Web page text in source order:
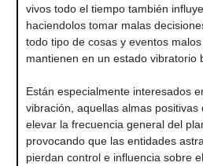
vivos todo el tiempo también
haciendolos tomar malas
todo tipo de cosas y eventos
mantienen en un estado vibratorio
Están especialmente interesados
vibración, aquellas almas
elevar la frecuencia general del
provocando que las entidades
pierdan control e influencia sobre